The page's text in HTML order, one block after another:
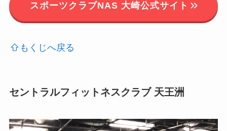
スポーツクラブNAS 大崎公式サイト
もくじへ戻る
セントラルフィットネスクラブ 天王洲